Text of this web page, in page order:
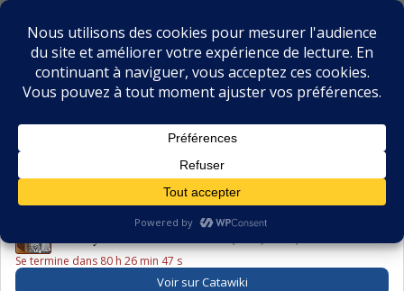
BIBLIOPHILIE.COM
LE BLOG DU BIBLIOPHILE, DES BIBLIOPHILES, DE LA
LE LIVRE DU JOUR
Se termine dans 80 h 26 min 47 s
Voir sur Catawiki